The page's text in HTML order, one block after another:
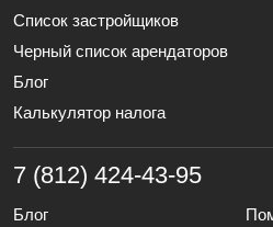
Список застройщиков
Черный список арендаторов
Блог
Калькулятор налога
7 (812) 424-43-95
Блог